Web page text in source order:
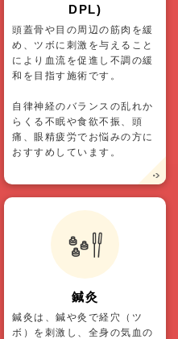
DPL)
頭蓋骨や目の周辺の筋肉を緩
め、ツボに刺激を与えること
により血流を促進し不調の緩
和を目指す施術です。
自律神経のバランスの乱れか
らくる不眠や食欲不振、頭
痛、眼精疲労でお悩みの方に
おすすめしています。
鍼灸
鍼灸は、鍼や灸で経穴（ツ
ボ）を刺激し、全身の気血の